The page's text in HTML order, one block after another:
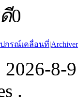
0
กรณ์เคลื่อนที่|Archiver
8-
.